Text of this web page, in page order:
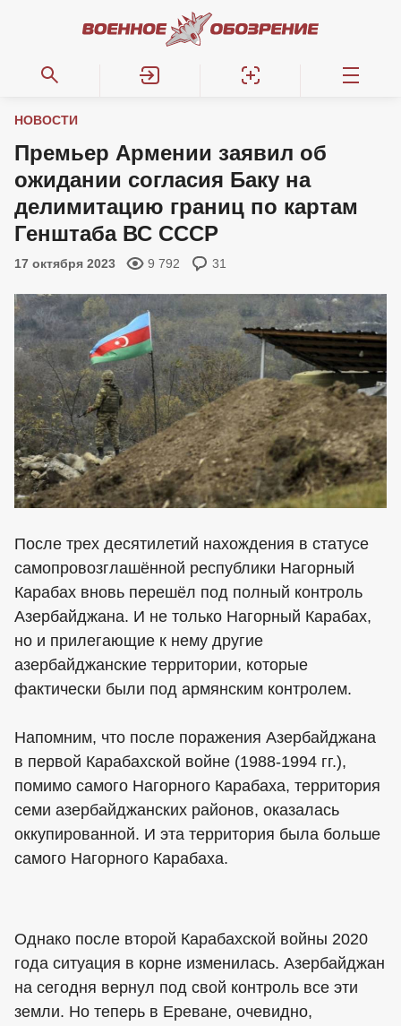
НОВОСТИ
Премьер Армении заявил об
ожидании согласия Баку на
делимитацию границ по картам
Генштаба ВС СССР
17 октября 2023 9 792 31
После трех десятилетий нахождения в статусе
самопровозглашённой республики Нагорный
Карабах вновь перешёл под полный контроль
Азербайджана. И не только Нагорный Карабах,
но и прилегающие к нему другие
азербайджанские территории, которые
фактически были под армянским контролем.
Напомним, что после поражения Азербайджана
в первой Карабахской войне (1988-1994 гг.),
помимо самого Нагорного Карабаха, территория
семи азербайджанских районов, оказалась
оккупированной. И эта территория была больше
самого Нагорного Карабаха.
Однако после второй Карабахской войны 2020
года ситуация в корне изменилась. Азербайджан
на сегодня вернул под свой контроль все эти
земли. Но теперь в Ереване, очевидно,